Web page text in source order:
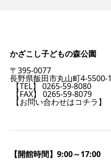
かざこし子どもの森公園
〒395-0077
長野県飯田市丸山町4-5500-1
【TEL】 0265-59-8080
【FAX】 0265-59-8079
【お問い合わせはコチラ】
【開館時間】9:00～17:00